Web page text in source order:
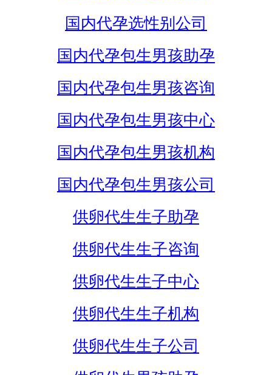
国内代孕选性别公司
国内代孕包生男孩助孕
国内代孕包生男孩咨询
国内代孕包生男孩中心
国内代孕包生男孩机构
国内代孕包生男孩公司
供卵代生生子助孕
供卵代生生子咨询
供卵代生生子中心
供卵代生生子机构
供卵代生生子公司